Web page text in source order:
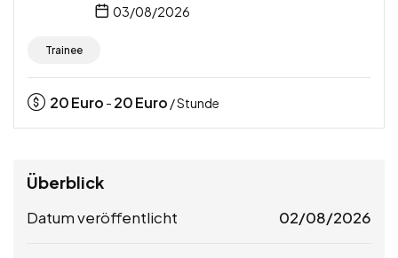
03/08/2026
Trainee
20Euro - 20Euro / Stunde
Überblick
Datum veröffentlicht 02/08/2026